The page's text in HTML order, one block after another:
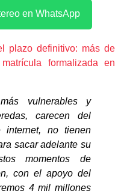
en WhatsApp
plazo definitivo: más de
formalizada en
vulnerables y
carecen del
no tienen
sacar adelante su
momentos de
con el apoyo del
4 mil millones